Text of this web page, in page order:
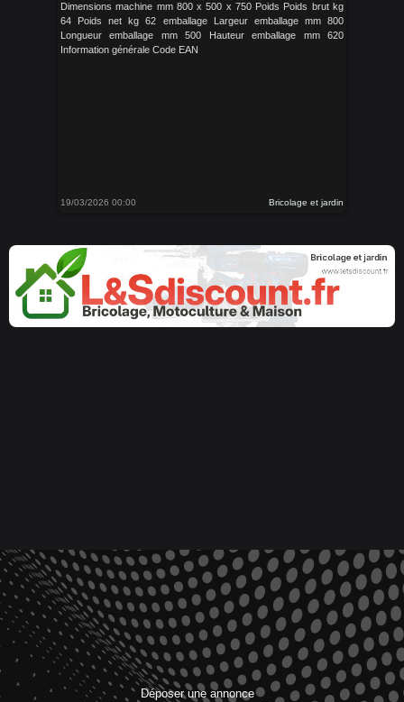
Dimensions machine mm 800 x 500 x 750 Poids Poids brut kg
64 Poids net kg 62 emballage Largeur emballage mm 800
Longueur emballage mm 500 Hauteur emballage mm 620
Information générale Code EAN
19/03/2026 00:00 Bricolage et jardin
Déposer une annonce